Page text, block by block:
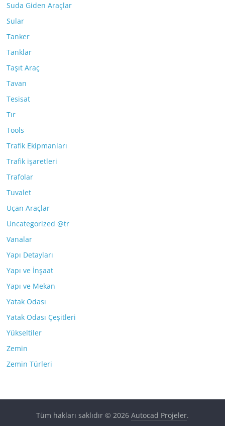
Suda Giden Araçlar
Sular
Tanker
Tanklar
Taşıt Araç
Tavan
Tesisat
Tır
Tools
Trafik Ekipmanları
Trafik işaretleri
Trafolar
Tuvalet
Uçan Araçlar
Uncategorized @tr
Vanalar
Yapı Detayları
Yapı ve İnşaat
Yapı ve Mekan
Yatak Odası
Yatak Odası Çeşitleri
Yükseltiler
Zemin
Zemin Türleri
Tüm hakları saklıdır © 2026 Autocad Projeler.